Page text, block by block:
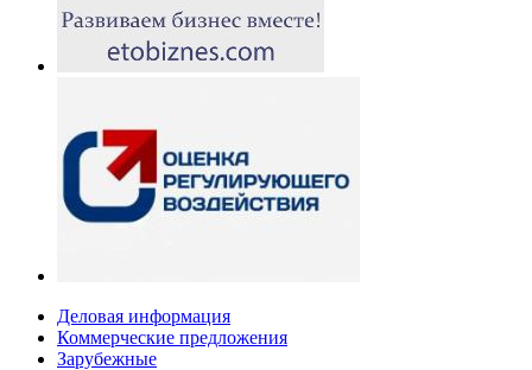
Деловая информация
Коммерческие предложения
Зарубежные